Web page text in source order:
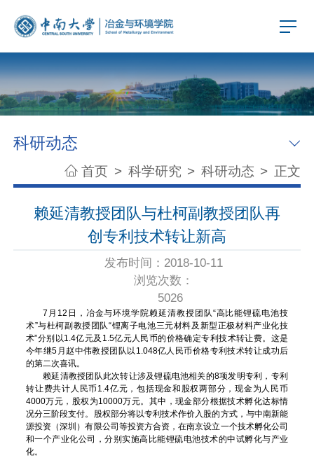
科研动态
首页 > 科学研究 > 科研动态 > 正文
赖延清教授团队与杜柯副教授团队再
创专利技术转让新高
发布时间：2018-10-11
浏览次数：
5026
7月12日，冶金与环境学院赖延清教授团队“高比能锂硫电池技
术”与杜柯副教授团队“锂离子电池三元材料及新型正极材料产业化技
术”分别以1.4亿元及1.5亿元人民币的价格确定专利技术转让费。这是
今年继5月赵中伟教授团队以1.048亿人民币价格专利技术转让成功后
的第二次喜讯。
赖延清教授团队此次转让涉及锂硫电池相关的8项发明专利，专利
转让费共计人民币1.4亿元，包括现金和股权两部分，现金为人民币
4000万元，股权为10000万元。其中，现金部分根据技术孵化达标情
况分三阶段支付。股权部分将以专利技术作价入股的方式，与中南新能
源投资（深圳）有限公司等投资方合资，在南京设立一个技术孵化公司
和一个产业化公司，分别实施高比能锂硫电池技术的中试孵化与产业
化。